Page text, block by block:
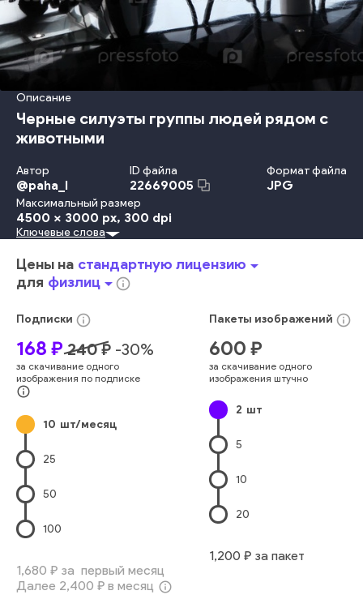
Описание
Черные силуэты группы людей рядом с
животными
Автор
@paha_l
ID файла
22669005
Формат файла
JPG
Максимальный размер
4500 x 3000 px, 300 dpi
Взрослый Женщины
Команда
Партнёрство Силуэт Бизнесмен
Окно
Азия
человек
человек женщина
темный
профессиональный
несколько фигура смотреть свет различный
работник рабочая группа компания деловые женщины
социальный
Ключевые слова
Цены на стандартную лицензиюarrow_drop_down
для физлицarrow_drop_downinfo_outline
Подписки info_outline
168 ₽ 240₽ -30%
за скачивание одного
изображения по подписке
info_outline
10 шт/месяц
25
50
100
1,680 ₽ за первый месяц
Далее 2,400 ₽ в месяц info_outline
Пакеты изображений info_outline
600 ₽
за скачивание одного
изображения штучно
2 шт
5
10
20
1,200 ₽ за пакет